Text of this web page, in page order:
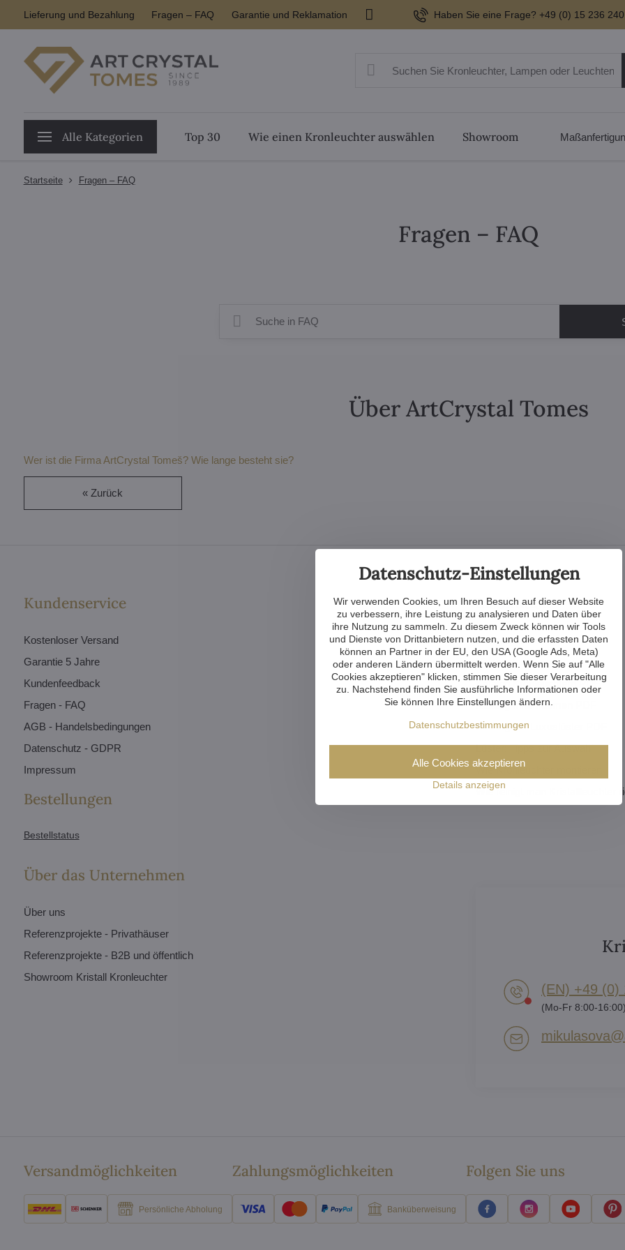
Lieferung und Bezahlung Fragen – FAQ Garantie und Reklamation Haben Sie eine Frage? +49 (0) 15 236
Alle Kategorien Top 30 Wie einen Kronleuchter auswählen Showroom
Startseite Fragen – FAQ
Fragen – FAQ
Über ArtCrystal Tomes
Wer ist die Firma ArtCrystal Tomeš? Wie lange besteht sie?
« Zurück
Kundenservice
Kostenloser Versand
Garantie 5 Jahre
Kundenfeedback
Fragen - FAQ
AGB - Handelsbedingungen
Datenschutz - GDPR
Impressum
Bestellungen
Bestellstatus
Inspiration
Fotogalerie
Videogalerie
Katalog Kronleuchtern PDF
Katalog Innenräumen PDF
Katalog der Luxuslüster PDF
Lüster: Tipps zur Auswahl
Wie Kronleuchter montieren
Wie reinigt man Kristallleuchter
Über das Unternehmen
Über uns
Referenzprojekte - Privathäuser
Referenzprojekte - B2B und öffentlich
Showroom Kristall Kronleuchter
(EN) +49 (0)
(Mo-Fr 8:00-16:00)
Versandmöglichkeiten
Persönliche Abholung
Zahlungsmöglichkeiten
Banküberweisung
Folgen Sie uns
Datenschutz-Einstellungen
Wir verwenden Cookies, um Ihren Besuch auf dieser Website
zu verbessern, ihre Leistung zu analysieren und Daten über
ihre Nutzung zu sammeln. Zu diesem Zweck können wir Tools
und Dienste von Drittanbietern nutzen, und die erfassten Daten
können an Partner in der EU, den USA (Google Ads, Meta)
oder anderen Ländern übermittelt werden. Wenn Sie auf "Alle
Cookies akzeptieren" klicken, stimmen Sie dieser Verarbeitung
zu. Nachstehend finden Sie ausführliche Informationen oder
Sie können Ihre Einstellungen ändern.
Datenschutzbestimmungen
Details anzeigen
Alle Cookies akzeptieren